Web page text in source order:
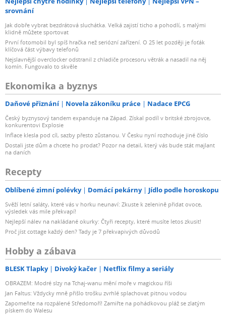
srovnání
Jak dobře vybrat bezdrátová sluchátka. Velká zajistí ticho a pohodlí, s malými
klidně můžete sportovat
První fotomobil byl spíš hračka než seriózní zařízení. O 25 let později je foťák
klíčová část výbavy telefonů
Nejslavnější overclocker odstranil z chladiče procesoru větrák a nasadil na něj
komín. Fungovalo to skvěle
Ekonomika a byznys
Daňové přiznání Novela zákoníku práce Nadace EPCG
Český byznysový tandem expanduje na Západ. Získal podíl v britské zbrojovce,
konkurentovi Explosie
Inflace klesla pod cíl, sazby přesto zůstanou. V Česku nyní rozhoduje jiné číslo
Dostali jste dům a chcete ho prodat? Pozor na detail, který vás bude stát majlant
na daních
Recepty
Oblíbené zimní polévky Domácí pekárny Jídlo podle horoskopu
Svěží letní saláty, které vás v horku neunaví: Zkuste k zelenině přidat ovoce,
výsledek vás mile překvapí!
Nejlepší nálev na nakládané okurky: Čtyři recepty, které musíte letos zkusit!
Proč jíst cottage každý den? Tady je 7 překvapivých důvodů
Hobby a zábava
BLESK Tlapky Divoký kačer Netflix filmy a seriály
OBRAZEM: Modré slzy na Tchaj-wanu mění moře v magickou říši
Jan Faltus: Vždycky mně přišlo trošku zvrhlé splachovat pitnou vodou
Zapomeňte na rozpálené Středomoří! Zamiřte na pohádkovou pláž se zlatým
pískem do Walesu